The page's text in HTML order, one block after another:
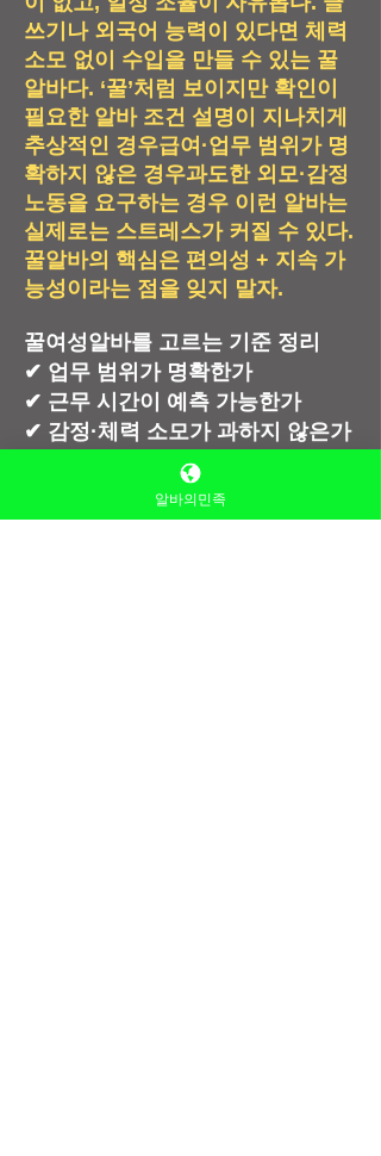
쓰기나 외국어 능력이 있다면 체력
소모 없이 수입을 만들 수 있는 꿀
알바다. ‘꿀’처럼 보이지만 확인이
필요한 알바 조건 설명이 지나치게
추상적인 경우급여·업무 범위가 명
확하지 않은 경우과도한 외모·감정
노동을 요구하는 경우 이런 알바는
실제로는 스트레스가 커질 수 있다.
꿀알바의 핵심은 편의성 + 지속 가
능성이라는 점을 잊지 말자.
꿀여성알바를 고르는 기준 정리
✔ 업무 범위가 명확한가
✔ 근무 시간이 예측 가능한가
✔ 감정·체력 소모가 과하지 않은가
✔ 급여 지급 방식이 투명한가
내 생활과 성향에 맞는 일이다. 같
알바의민족